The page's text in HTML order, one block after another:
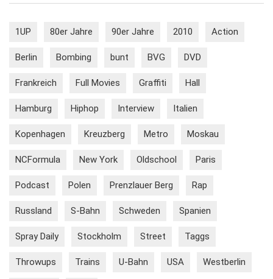
1UP 80er Jahre 90er Jahre 2010 Action
Berlin Bombing bunt BVG DVD
Frankreich Full Movies Graffiti Hall
Hamburg Hiphop Interview Italien
Kopenhagen Kreuzberg Metro Moskau
NCFormula New York Oldschool Paris
Podcast Polen Prenzlauer Berg Rap
Russland S-Bahn Schweden Spanien
Spray Daily Stockholm Street Taggs
Throwups Trains U-Bahn USA Westberlin